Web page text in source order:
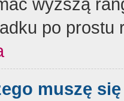
po prostu
muszę